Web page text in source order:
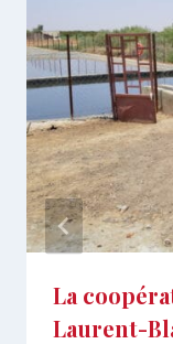
La
Laurent-